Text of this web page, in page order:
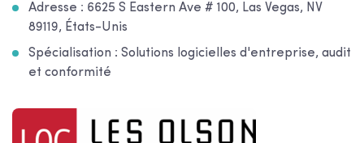
Adresse : 6625 S Eastern Ave # 100, Las Vegas, NV
89119, États-Unis
Spécialisation : Solutions logicielles d'entreprise, audit
et conformité